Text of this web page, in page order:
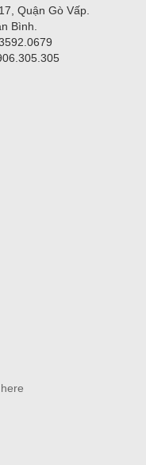
Quận Gò Vấp.
Bình.
here